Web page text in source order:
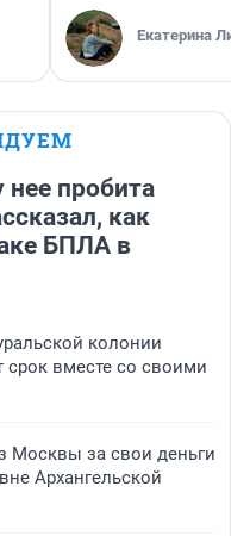
Екатерина
нее пробита
как
БПЛА в
колонии
вместе со своими
Москвы за свои деньги
Архангельской